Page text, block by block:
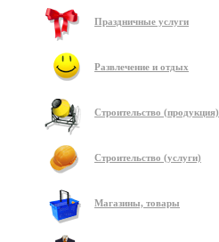
Праздничные услуги
Развлечение и отдых
Строительство (продукция)
Строительство (услуги)
Магазины, товары